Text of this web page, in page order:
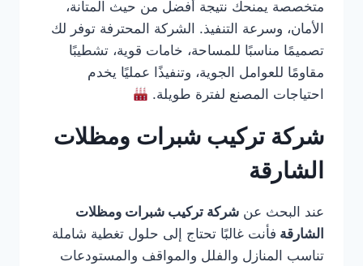
متخصصة يمنحك نتيجة أفضل من حيث المتانة،
الأمان، وسرعة التنفيذ. الشركة المحترفة توفر لك
تصميمًا مناسبًا للمساحة، خامات قوية، تشطيبًا
مقاومًا للعوامل الجوية، وتنفيذًا عمليًا يخدم
احتياجات المصنع لفترة طويلة.
شركة تركيب شبرات ومظلات
الشارقة
عند البحث عن شركة تركيب شبرات ومظلات
الشارقة فأنت غالبًا تحتاج إلى حلول تغطية شاملة
تناسب المنازل والفلل والمواقف والمستودعات